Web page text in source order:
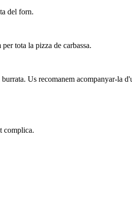
del forn.
tota la pizza de carbassa.
Us recomanem acompanyar-la
complica.